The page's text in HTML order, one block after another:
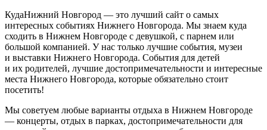
КудаНижний Новгород — это лучший сайт о самых
интересных событиях Нижнего Новгорода. Мы знаем куда
сходить в Нижнем Новгороде с девушкой, с парнем или
большой компанией. У нас только лучшие события, музеи
и выставки Нижнего Новгорода. События для детей
и их родителей, лучшие достопримечательности и интересные
места Нижнего Новгорода, которые обязательно стоит
посетить!
Мы советуем любые варианты отдыха в Нижнем Новгороде
— концерты, отдых в парках, достопримечательности для